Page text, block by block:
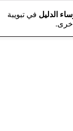
الدليل في تبويبة